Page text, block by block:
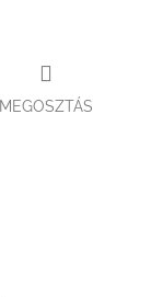
MEGOSZTÁS